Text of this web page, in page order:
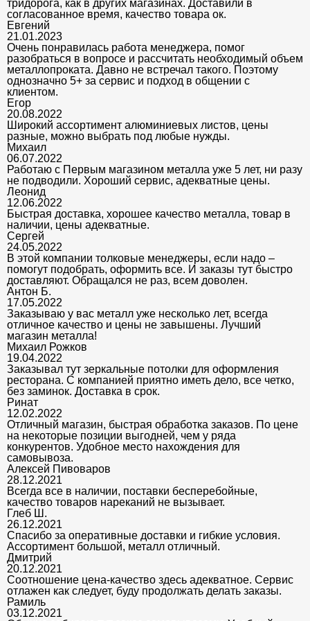
тридорога, как в других магазинах. Доставили в
согласованное время, качество товара ок.
Евгений
21.01.2023
Очень понравилась работа менеджера, помог
разобраться в вопросе и рассчитать необходимый объем
металлопроката. Давно не встречал такого. Поэтому
однозначно 5+ за сервис и подход в общении с
клиентом.
Егор
20.08.2022
Широкий ассортимент алюминиевых листов, цены
разные, можно выбрать под любые нужды.
Михаил
06.07.2022
Работаю с Первым магазином металла уже 5 лет, ни разу
не подводили. Хороший сервис, адекватные цены.
Леонид
12.06.2022
Быстрая доставка, хорошее качество металла, товар в
наличии, цены адекватные.
Сергей
24.05.2022
В этой компании толковые менеджеры, если надо –
помогут подобрать, оформить все. И заказы тут быстро
доставляют. Обращался не раз, всем доволен.
Антон Б.
17.05.2022
Заказываю у вас металл уже несколько лет, всегда
отличное качество и цены не завышены. Лучший
магазин металла!
Михаил Рожков
19.04.2022
Заказывал тут зеркальные потолки для оформления
ресторана. С компанией приятно иметь дело, все четко,
без заминок. Доставка в срок.
Ринат
12.02.2022
Отличный магазин, быстрая обработка заказов. По цене
на некоторые позиции выгодней, чем у ряда
конкурентов. Удобное место нахождения для
самовывоза.
Алексей Пивоваров
28.12.2021
Всегда все в наличии, поставки бесперебойные,
качество товаров нареканий не вызывает.
Глеб Ш.
26.12.2021
Спасибо за оперативные доставки и гибкие условия.
Ассортимент большой, металл отличный.
Дмитрий
20.12.2021
Соотношение цена-качество здесь адекватное. Сервис
отлажен как следует, буду продолжать делать заказы.
Рамиль
03.12.2021